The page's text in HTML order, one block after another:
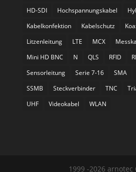
HD-SDI
Hochspannungskabel
Kabelkonfektion
Kabelschutz
Litzenleitung
LTE MCX
Mini HD BNC
N QLS RFID
Sensorleitung
Serie 7-16 SMA
SSMB
Steckverbinder TNC
UHF
Videokabel WLAN
1999 -2026 arnotec